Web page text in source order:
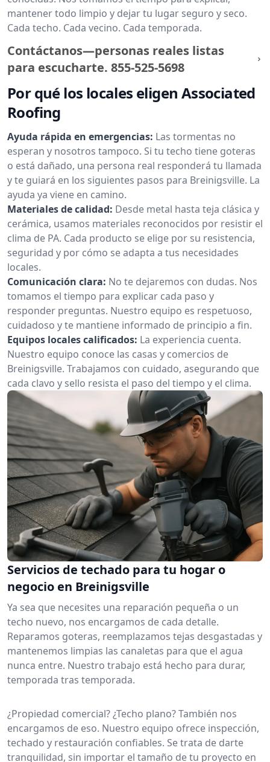
mantener todo limpio y dejar tu lugar seguro y seco.
Cada techo. Cada vecino. Cada temporada.
Contáctanos—personas reales listas
para escucharte. 855-525-5698
Por qué los locales eligen Associated
Roofing
Ayuda rápida en emergencias: Las tormentas no
esperan y nosotros tampoco. Si tu techo tiene goteras
o está dañado, una persona real responderá tu llamada
y te guiará en los siguientes pasos para Breinigsville. La
ayuda ya viene en camino.
Materiales de calidad: Desde metal hasta teja clásica y
cerámica, usamos materiales reconocidos por resistir el
clima de PA. Cada producto se elige por su resistencia,
seguridad y por cómo se adapta a tus necesidades
locales.
Comunicación clara: No te dejaremos con dudas. Nos
tomamos el tiempo para explicar cada paso y
responder preguntas. Nuestro equipo es respetuoso,
cuidadoso y te mantiene informado de principio a fin.
Equipos locales calificados: La experiencia cuenta.
Nuestro equipo conoce las casas y comercios de
Breinigsville. Trabajamos con cuidado, asegurando que
cada clavo y sello resista el paso del tiempo y el clima.
Servicios de techado para tu hogar o
negocio en Breinigsville
Ya sea que necesites una reparación pequeña o un
techo nuevo, nos encargamos de cada detalle.
Reparamos goteras, reemplazamos tejas desgastadas y
mantenemos limpias las canaletas para que el agua
nunca entre. Nuestro trabajo está hecho para durar,
temporada tras temporada.
¿Propiedad comercial? ¿Techo plano? También nos
encargamos de eso. Nuestro equipo ofrece inspección,
techado y restauración confiables. Se trata de darte
tranquilidad, sin importar el tamaño de tu proyecto en